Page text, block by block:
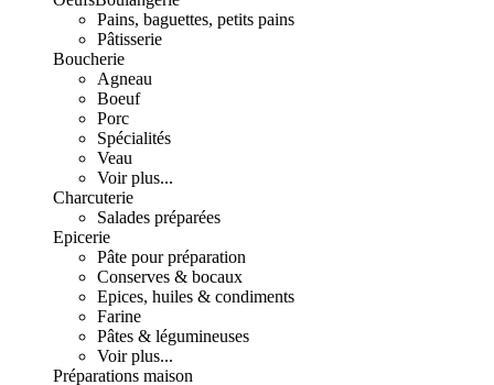
Pains, baguettes, petits pains
Pâtisserie
Boucherie
Agneau
Boeuf
Porc
Spécialités
Veau
Voir plus...
Charcuterie
Salades préparées
Epicerie
Pâte pour préparation
Conserves & bocaux
Epices, huiles & condiments
Farine
Pâtes & légumineuses
Voir plus...
Préparations maison